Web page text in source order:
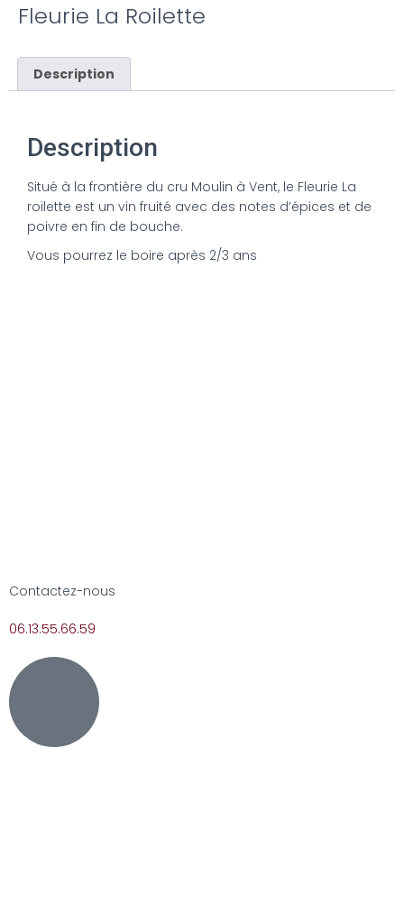
Fleurie La Roilette
Description
Description
Situé à la frontière du cru Moulin à Vent, le Fleurie La
roilette est un vin fruité avec des notes d’épices et de
poivre en fin de bouche.
Vous pourrez le boire après 2/3 ans
Contactez-nous
06.13.55.66.59